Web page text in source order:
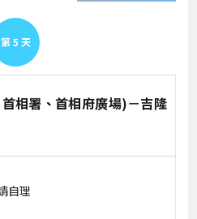
第 5 天
相署、首相府廣場)－吉隆
自理